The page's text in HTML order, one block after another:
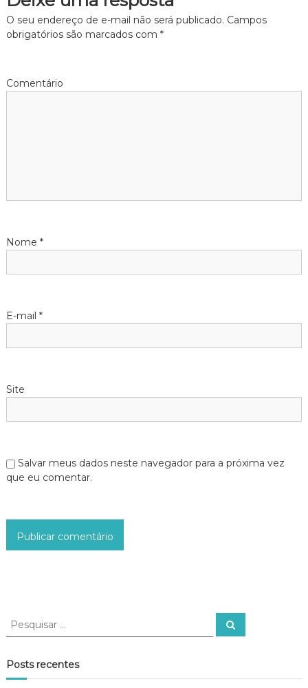
g
ç
e
P
t
O seu endereço de e-mail não será publicado. Campos
obrigatórios são marcados com *
Comentário
Nome *
E-mail *
Site
Salvar meus dados neste navegador para a próxima vez
que eu comentar.
P
q
u
P
e
s
Posts recentes